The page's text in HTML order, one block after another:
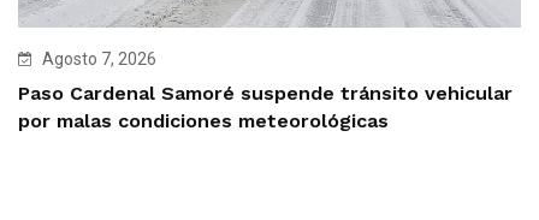
Agosto 7, 2026
Paso Cardenal Samoré suspende tránsito vehicular
por malas condiciones meteorológicas